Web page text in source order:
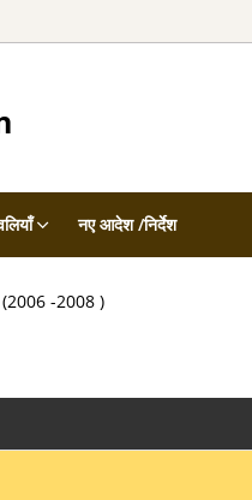
नए आदेश /निर्देश
(2006 -2008 )